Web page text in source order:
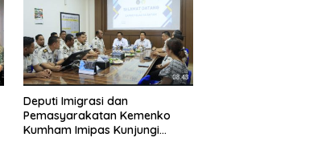
Deputi Imigrasi dan
Pemasyarakatan Kemenko
Kumham Imipas Kunjungi